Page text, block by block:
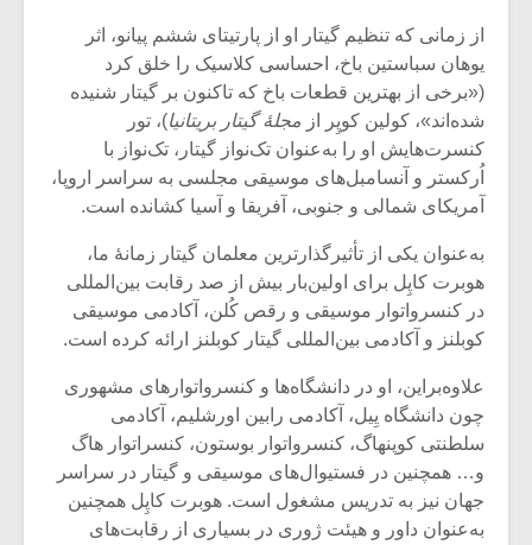
از زمانی که تنظیم گیتار او از پارتیتای ششم پیانو، اثر
یوهان سباستین باخ، احساسی کلاسیک را خلق کرد
(«برخی از بهترین قطعات باخ که تاکنون بر گیتار شنیده‌
شده‌اند»، کولین کوپِر از مجلۀ گیتار بریتانیا)، تور
کنسرت‌هایش او را به‌عنوان تک‌نواز گیتار، تک‌نواز با
اُرکستر و آنسامبل‌های موسیقی مجلسی به سراسر اروپا،
آمریکای شمالی و جنوبی، آفریقا و آسیا کشانده ‌است.
به‌عنوان یکی از تأثیر‌گذار‌ترین معلمان گیتار زمانۀ ما،
هوبرت کاپِل برای اولین‌بار بیش از صد رقابت بین‌المللی
در کنسرواتوار موسیقی و رقص ‌کُلن، آکادمی موسیقی
کوبلنز و‌ آکادمی بین‌المللی گیتار کوبلنز ارائه کرده ‌است.
علاوه‌براین، او در دانشگاه‌ها و کنسرواتوار‌های مشهوری
چون دانشگاه یِیل، آکادمی رابین اورشلیم، آکادمی
سلطنتی کوپنهاگ، کنسرواتوار بوستون، کنسراتوار هاگ
و… همچنین در فستیوال‌های موسیقی و گیتار در سراسر
جهان نیز به تدریس مشغول ‌است. هوبرت کاپِل همچنین
به‌عنوان داور و هیئت ژوری در بسیاری از رقابت‌های